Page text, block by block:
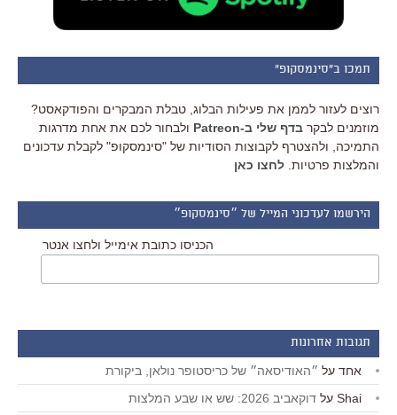
תמכו ב"סינמסקופ"
רוצים לעזור לממן את פעילות הבלוג, טבלת המבקרים והפודקאסט?
מוזמנים לבקר בדף שלי ב-Patreon
ולבחור לכם את אחת מדרגות
התמיכה, ולהצטרף לקבוצות הסודיות של "סינמסקופ" לקבלת עדכונים
והמלצות פרטיות. לחצו כאן
הירשמו לעדכוני המייל של ״סינמסקופ״
הכניסו כתובת אימייל ולחצו אנטר
תגובות אחרונות
אחד על ״האודיסאה״ של כריסטופר נולאן, ביקורת
Shai על דוקאביב 2026: שש או שבע המלצות